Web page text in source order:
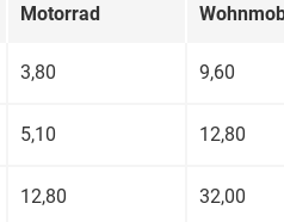
Motor­rad
3,80 9,60
5,10 12,80
12,80 32,00